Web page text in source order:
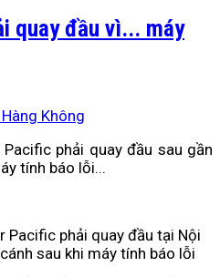
quay đầu vì... máy
Không
phải quay đầu sau gần
tính báo lỗi...
Pacific phải quay đầu tại Nội
sau khi máy tính báo lỗi